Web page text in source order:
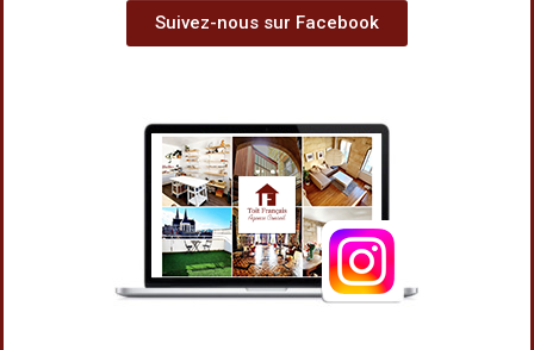
Suivez-nous sur Facebook